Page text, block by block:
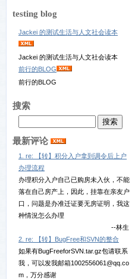
testing blog
Jackei 的测试生活与人文社会读本
Jackei 的测试生活与人文社会读本
前行的BLOG
前行的BLOG
搜索
最新评论
1. re: 【转】积分入户拿到调令后上户
办理流程
办理积分入户自己已购房未入伙，不能
落在自己房产上，因此，挂靠在亲友户
口，问题是办准迁证要无房证明，我这
种情況怎么办理
--林生
2. re: 【转】BugFree和SVN的整合
如果有BugFreeforSVN.tar.gz包请联系
我，可以发我邮箱1002556061@qq.co
m，万分感谢